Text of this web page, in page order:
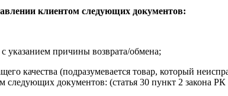
клиентом следующих документов:
указанием причины возврата/обмена;
качества (подразумевается товар, который
документов: (статья 30 пункт 2 закона